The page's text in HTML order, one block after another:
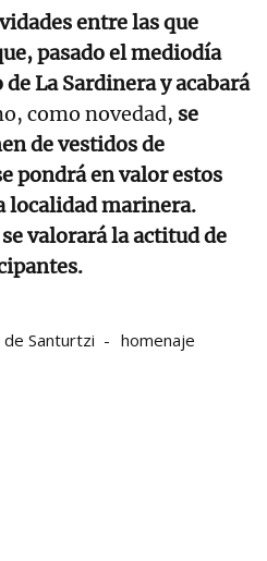
entre las que
pasado el mediodía
La Sardinera y acabará
como novedad, se
de vestidos de
pondrá en valor estos
localidad marinera.
valorará la actitud de
Santurtzi homenaje